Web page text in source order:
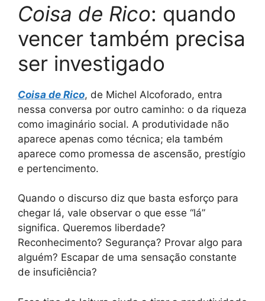
Coisa de Rico: quando
vencer também precisa
ser investigado
Coisa de Rico, de Michel Alcoforado, entra
nessa conversa por outro caminho: o da riqueza
como imaginário social. A produtividade não
aparece apenas como técnica; ela também
aparece como promessa de ascensão, prestígio
e pertencimento.
Quando o discurso diz que basta esforço para
chegar lá, vale observar o que esse “lá”
significa. Queremos liberdade?
Reconhecimento? Segurança? Provar algo para
alguém? Escapar de uma sensação constante
de insuficiência?